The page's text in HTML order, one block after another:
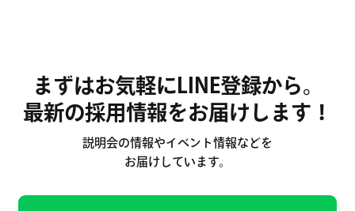
まずはお気軽にLINE登録から。
最新の採用情報をお届けします！
説明会の情報やイベント情報などを
お届けしています。